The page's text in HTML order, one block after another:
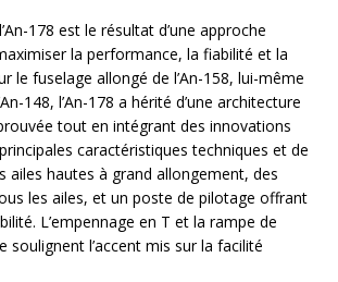
178 est le résultat d’une approche
la performance, la fiabilité et la
le fuselage allongé de l’An-158, lui-même
148, l’An-178 a hérité d’une architecture
tout en intégrant des innovations
caractéristiques techniques et de
ailes hautes à grand allongement, des
les ailes, et un poste de pilotage offrant
L’empennage en T et la rampe de
soulignent l’accent mis sur la facilité